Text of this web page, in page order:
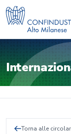
Torna alle